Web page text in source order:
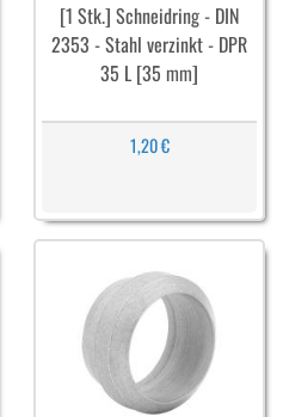
[1 Stk.] Schneidring - DIN
2353 - Stahl verzinkt - DPR
35 L [35 mm]
1,20 €